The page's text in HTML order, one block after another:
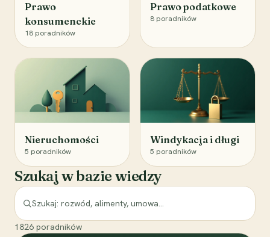
Prawo
konsumenckie
18 poradników
Prawo podatkowe
8 poradników
Nieruchomości
5 poradników
Windykacja i długi
5 poradników
Szukaj w bazie wiedzy
1826 poradników